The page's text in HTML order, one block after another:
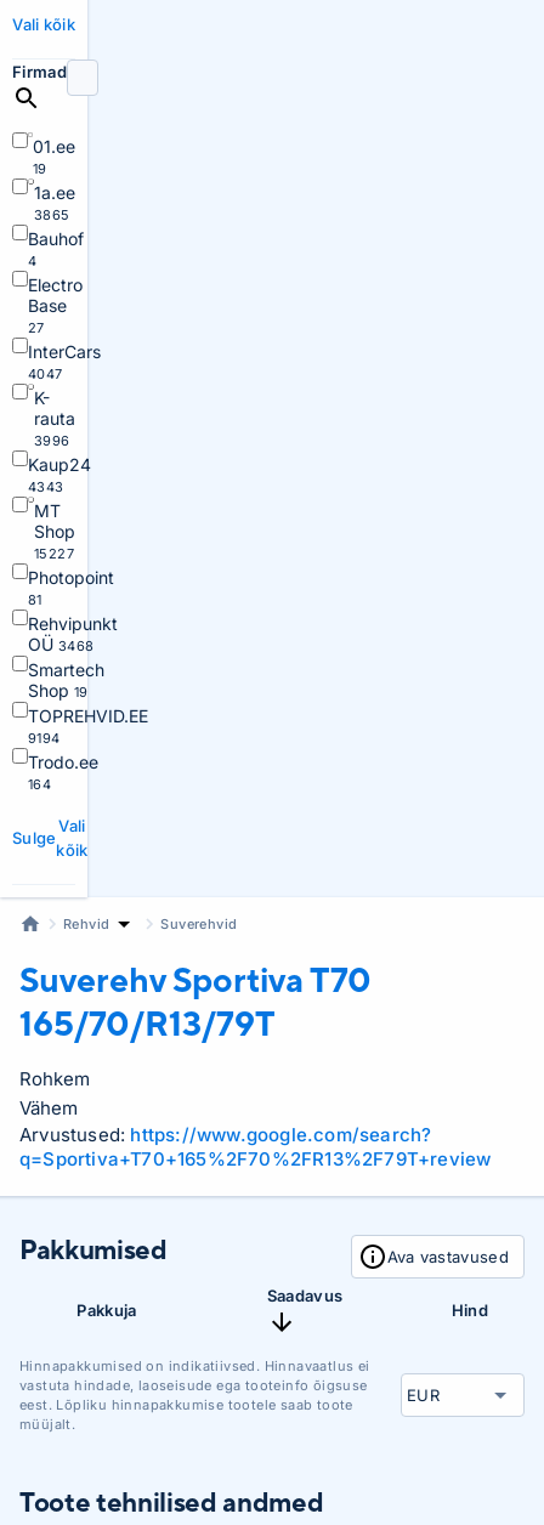
Vali kõik
Firmad
01.ee
19
1a.ee
3865
Bauhof
4
Electro
Base
27
InterCars
4047
K-
rauta
3996
Kaup24
4343
MT
Shop
15227
Photopoint
81
Rehvipunkt
OÜ 3468
Smartech
Shop 19
TOPREHVID.EE
9194
Trodo.ee
164
Sulge
Vali
kõik
Rehvid Suverehvid
Suverehv SportivaT70
165/70/R13/79T
Rohkem
Vähem
Arvustused: https://www.google.com/search?
q=Sportiva+T70+165%2F70%2FR13%2F79T+review
Pakkumised Ava vastavused
Pakkuja
Saadavus
Hind
Hinnapakkumised on indikatiivsed. Hinnavaatlus ei
vastuta hindade, laoseisude ega tooteinfo õigsuse
eest. Lõpliku hinnapakkumise tootele saab toote
müüjalt.
Toote tehnilised andmed